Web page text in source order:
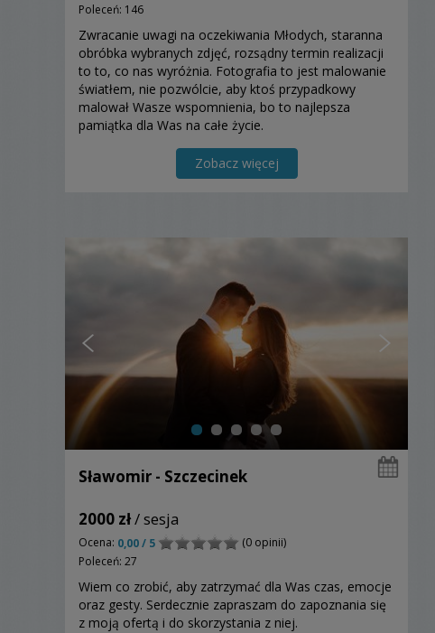
Poleceń: 146
Zwracanie uwagi na oczekiwania Młodych, staranna
obróbka wybranych zdjęć, rozsądny termin realizacji
to to, co nas wyróżnia. Fotografia to jest malowanie
światłem, nie pozwólcie, aby ktoś przypadkowy
malował Wasze wspomnienia, bo to najlepsza
pamiątka dla Was na całe życie.
Zobacz więcej
Sławomir - Szczecinek
2000 zł/ sesja
Ocena: 0,00 / 5
(0 opinii)
Poleceń: 27
Wiem co zrobić, aby zatrzymać dla Was czas, emocje
oraz gesty. Serdecznie zapraszam do zapoznania się
z moją ofertą i do skorzystania z niej.